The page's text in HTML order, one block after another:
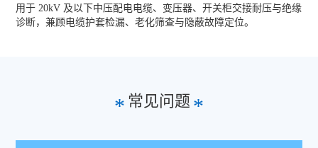
用于 20kV 及以下中压配电电缆、变压器、开关柜交接耐压与绝缘
诊断，兼顾电缆护套检漏、老化筛查与隐蔽故障定位。
* 常见问题 *